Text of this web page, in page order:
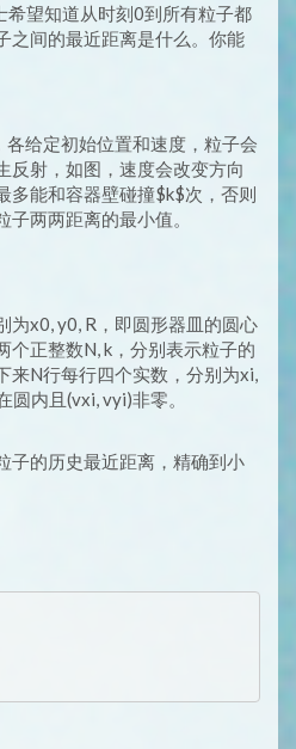
希望知道从时刻0到所有粒子都
之间的最近距离是什么。你能
给定初始位置和速度，粒子会
反射，如图，速度会改变方向
多能和容器壁碰撞$k$次，否则
两两距离的最小值。
为x0, y0, R，即圆形器皿的圆心
个正整数N, k，分别表示粒子的
来N行每行四个实数，分别为xi,
圆内且(vxi, vyi)非零。
子的历史最近距离，精确到小